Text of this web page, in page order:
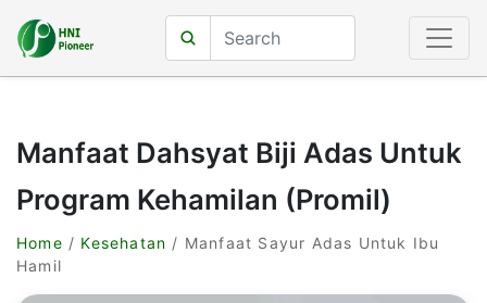
Manfaat Dahsyat Biji Adas Untuk
Program Kehamilan (Promil)
Home / Kesehatan / Manfaat Sayur Adas Untuk Ibu
Hamil